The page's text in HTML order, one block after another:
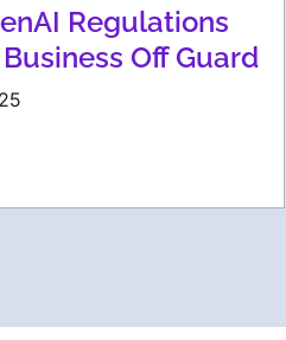
Regulations
Off Guard